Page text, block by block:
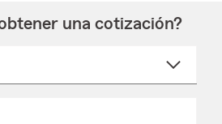
una cotización?